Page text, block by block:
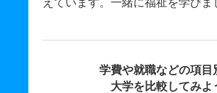
学費や就職などの項目
大学を比較してみよ